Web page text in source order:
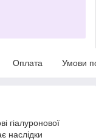
Оплата Умови
гіалуронової
наслідки